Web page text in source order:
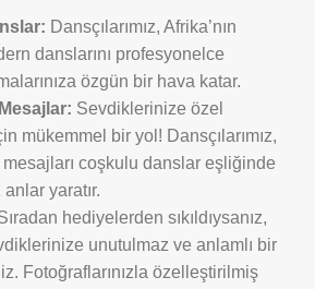
Dansçılarımız, Afrika’nın
danslarını profesyonelce
özgün bir hava katar.
Sevdiklerinize özel
mükemmel bir yol! Dansçılarımız,
coşkulu danslar eşliğinde
yaratır.
hediyelerden sıkıldıysanız,
unutulmaz ve anlamlı bir
Fotoğraflarınızla özelleştirilmiş